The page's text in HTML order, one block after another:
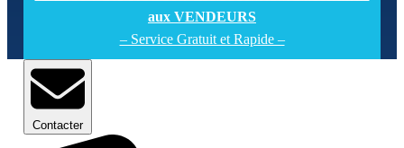
aux VENDEURS
– Service Gratuit et Rapide –
Contacter